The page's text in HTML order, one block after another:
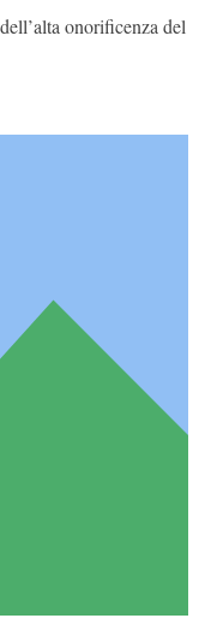
onorificenza del